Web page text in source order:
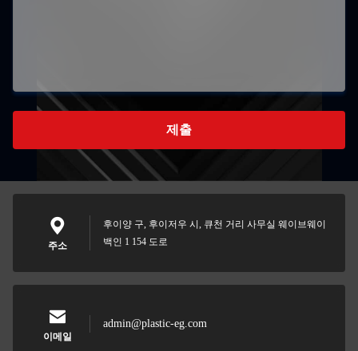
제출
주소
후이양 구, 후이저우 시, 큐천 거리 사무실 웨이브웨이
백인 1 154 도로
이메일
admin@plastic-eg.com